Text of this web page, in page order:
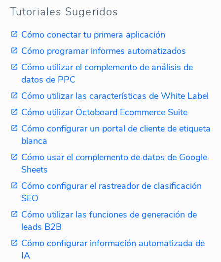
Tutoriales Sugeridos
Cómo conectar tu primera aplicación
Cómo programar informes automatizados
Cómo utilizar el complemento de análisis de
datos de PPC
Cómo utilizar las características de White Label
Cómo utilizar Octoboard Ecommerce Suite
Cómo configurar un portal de cliente de etiqueta
blanca
Cómo usar el complemento de datos de Google
Sheets
Cómo configurar el rastreador de clasificación
SEO
Cómo utilizar las funciones de generación de
leads B2B
Cómo configurar información automatizada de
IA